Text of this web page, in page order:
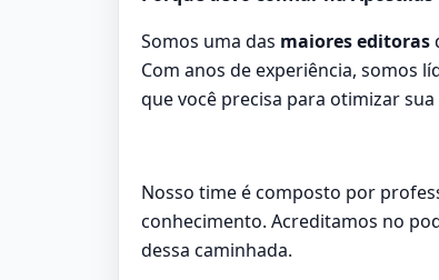
Somos uma das maiores editoras
Com anos de experiência, somos
que você precisa para otimizar
Nosso time é composto por
conhecimento. Acreditamos no
dessa caminhada.